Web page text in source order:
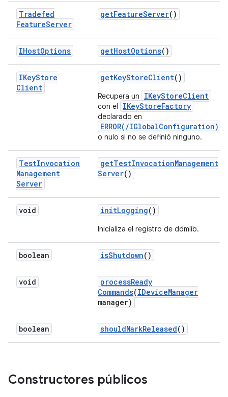
Tradefed
FeatureServer
getFeatureServer()
IHostOptions getHostOptions()
IKeyStore
Client
getKeyStoreClient()
Recupera un IKeyStoreClient
con el IKeyStoreFactory
declarado en
ERROR(/IGlobalConfiguration)
o nulo si no se definió ninguno.
TestInvocation
Management
Server
getTestInvocationManagement
Server()
void initLogging()
Inicializa el registro de ddmlib.
boolean isShutdown()
void processReady
Commands(IDeviceManager
manager)
boolean shouldMarkReleased()
Constructores públicos